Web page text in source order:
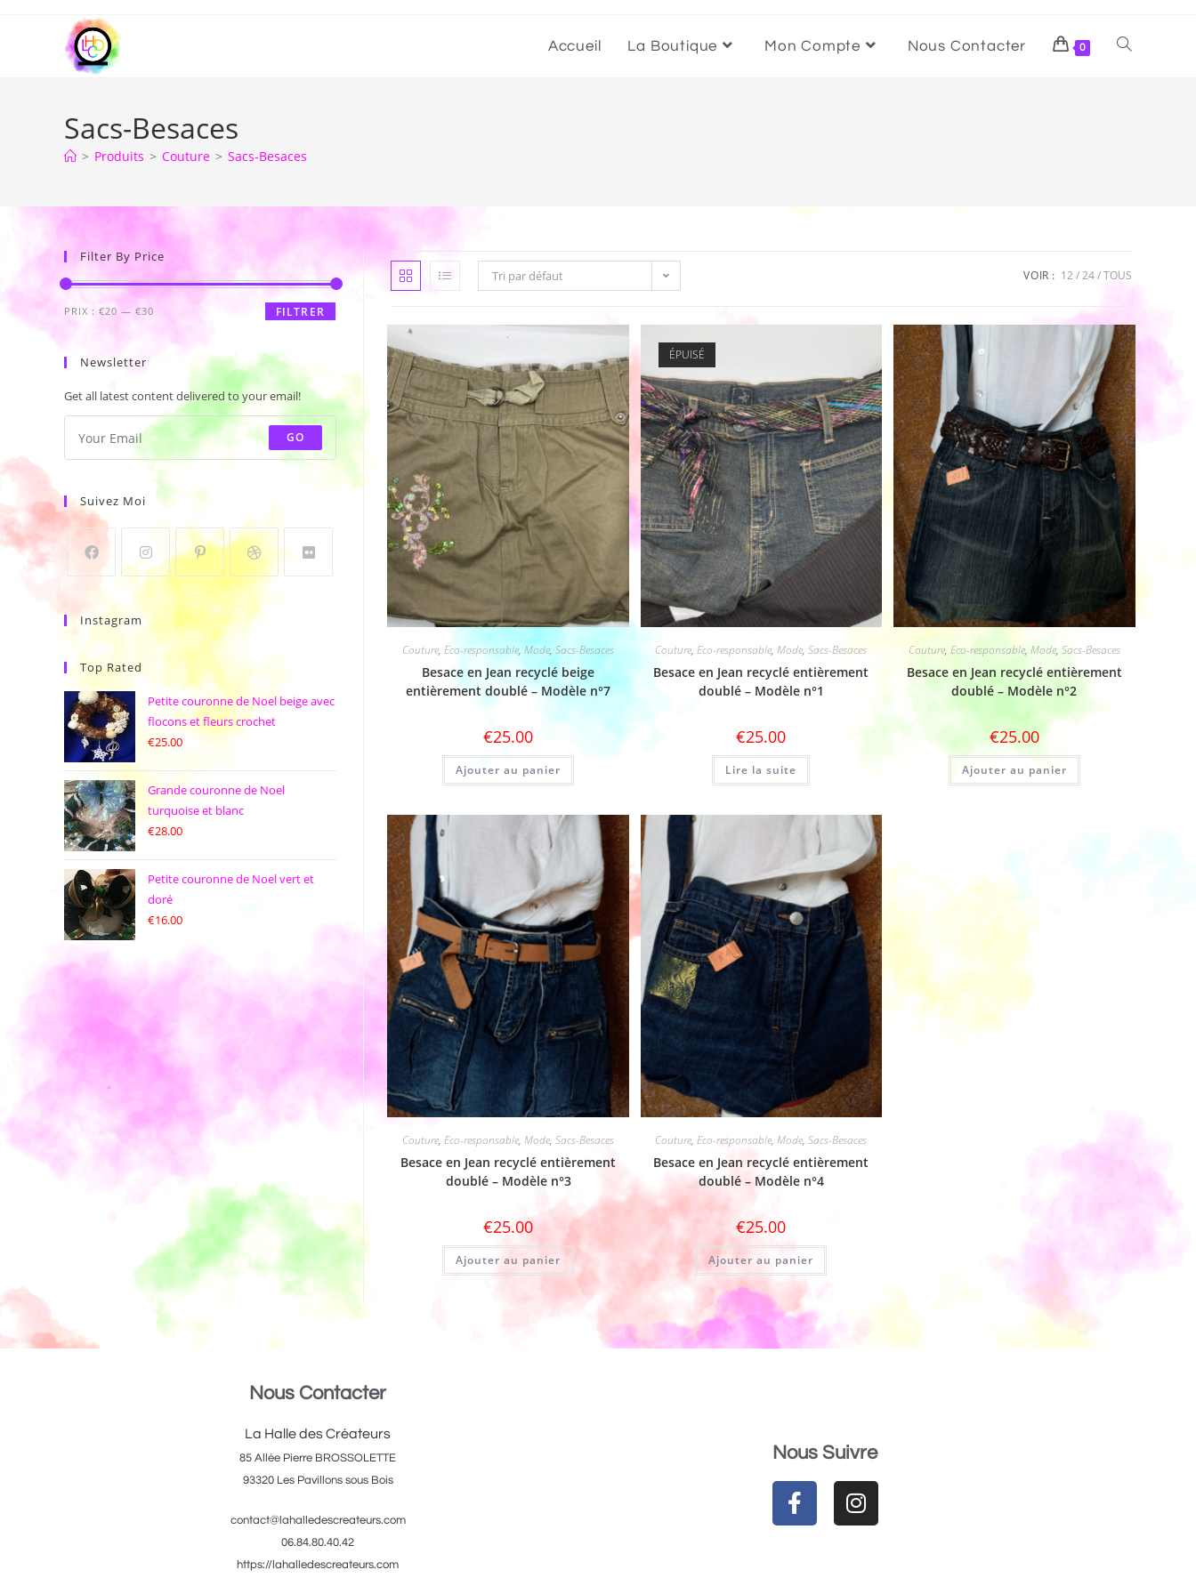
Accueil La Boutique Mon Compte Nous Contacter 0
Sacs-Besaces
> Produits > Couture > Sacs-Besaces
Tri par défaut VOIR : 12 24 TOUS
Couture,Eco-responsable,Mode,Sacs-Besaces
Besace en Jean recyclé beige
entièrement doublé – Modèle n°7
€25.00
Ajouter au panier
ÉPUISÉ
Couture,Eco-responsable,Mode,Sacs-Besaces
Besace en Jean recyclé entièrement
doublé – Modèle n°1
€25.00
Lire la suite
Couture, Eco-responsable, Mode, Sacs-Besaces
Besace en Jean recyclé entièrement
doublé – Modèle n°2
€25.00
Ajouter au panier
Couture,Eco-responsable,Mode,Sacs-Besaces
Besace en Jean recyclé entièrement
doublé – Modèle n°3
€25.00
Ajouter au panier
Couture,Eco-responsable,Mode,Sacs-Besaces
Besace en Jean recyclé entièrement
doublé – Modèle n°4
€25.00
Ajouter au panier
Filter By Price
FILTRER
PRIX : €20 — €30
Newsletter
Get all latest content delivered to your email!
GO
Suivez Moi
Instagram
Top Rated
Petite couronne de Noel beige avec
flocons et fleurs crochet
€25.00
Grande couronne de Noel
turquoise et blanc
€28.00
Petite couronne de Noel vert et
doré
€16.00
Nous Contacter
La Halle des Créateurs
85 Allée Pierre BROSSOLETTE
93320 Les Pavillons sous Bois
contact@lahalledescreateurs.com
06.84.80.40.42
https://lahalledescreateurs.com
Nous Suivre